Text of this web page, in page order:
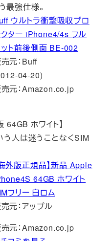
最強仕様。
ウルトラ衝撃吸収プロ
ター iPhone4/4s フル
ト前後側面 BE-002
元：Buff
04-20)
元：Amazon.co.jp
ホワイト】
人は迷うことなくSIM
外版正規品】新品 Apple
64GB ホワイト
フリー 白ロム
元：アップル
元：Amazon.co.jp